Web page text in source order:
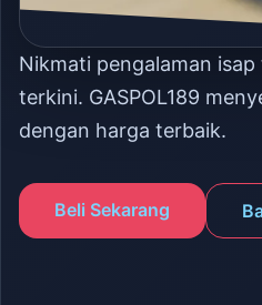
Nikmati pengalaman
terkini. GASPOL189
dengan harga terbaik.
Beli Sekarang